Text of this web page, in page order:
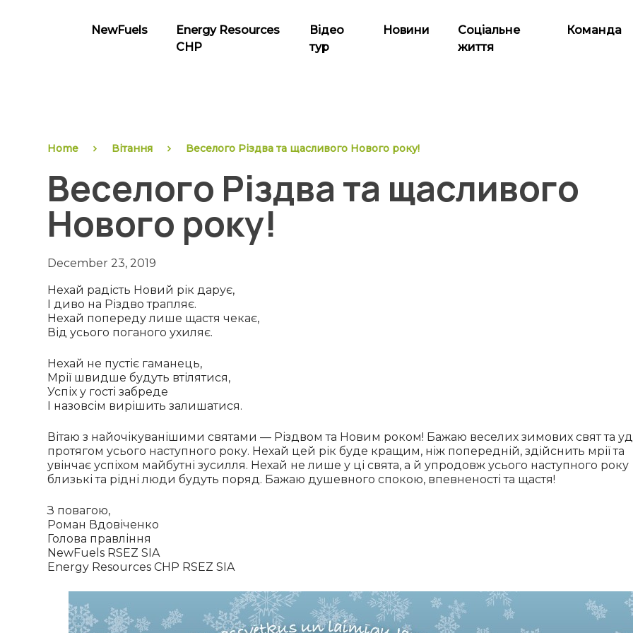
NewFuels
Energy Resources
CHP
Відео
тур
Новини
Соціальне
життя
Команда
Home Вітання Веселого Різдва та щасливого Нового року!
Веселого Різдва та щасливого
Нового року!
December 23, 2019
Нехай радість Новий рік дарує,
І диво на Різдво трапляє.
Нехай попереду лише щастя чекає,
Від усього поганого ухиляє.
Нехай не пустіє гаманець,
Мрії швидше будуть втілятися,
Успіх у гості забреде
І назовсім вирішить залишатися.
Вітаю з найочікуванішими святами — Різдвом та Новим роком! Бажаю веселих зимових свят та
протягом усього наступного року. Нехай цей рік буде кращим, ніж попередній, здійснить мрії та
увінчає успіхом майбутні зусилля. Нехай не лише у ці свята, а й упродовж усього наступного року
близькі та рідні люди будуть поряд. Бажаю душевного спокою, впевненості та щастя!
З повагою,
Роман Вдовіченко
Голова правління
NewFuels RSEZ SIA
Energy Resources CHP RSEZ SIA